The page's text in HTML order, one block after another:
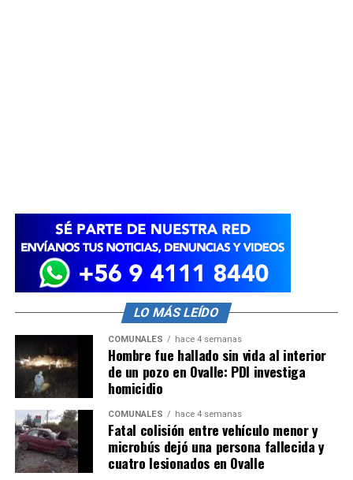
LO MÁS LEÍDO
COMUNALES hace 4 semanas
Hombre fue hallado sin vida al interior
de un pozo en Ovalle: PDI investiga
homicidio
COMUNALES hace 4 semanas
Fatal colisión entre vehículo menor y
microbús dejó una persona fallecida y
cuatro lesionados en Ovalle